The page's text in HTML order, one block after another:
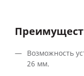
Возможность
26 мм.